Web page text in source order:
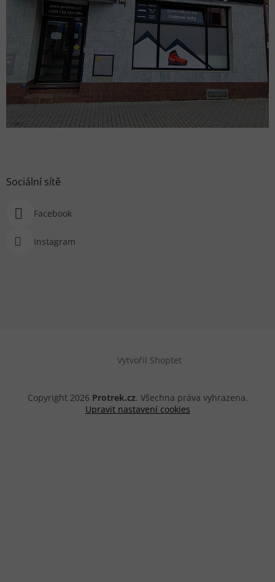
Sociální sítě
Facebook
Instagram
Vytvořil Shoptet
Copyright 2026 Protrek.cz. Všechna práva vyhrazena.
Upravit nastavení cookies